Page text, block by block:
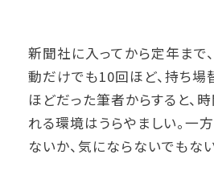
新聞社に入ってから定年まで
動だけでも10回ほど、持ち場
ほどだった筆者からすると、
れる環境はうらやましい。一
ないか、気にならないでもない